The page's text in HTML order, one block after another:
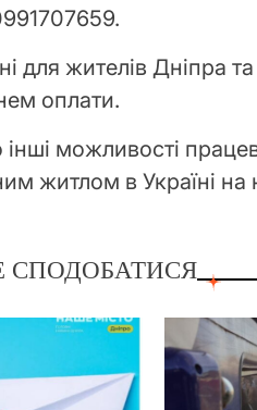
для жителів Дніпра
оплати.
можливості
житлом в Україні